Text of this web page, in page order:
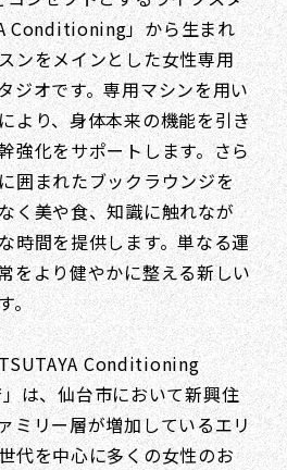
Conditioning」から生まれ
ンをメインとした女性専用
ジオです。専用マシンを用い
より、身体本来の機能を引き
強化をサポートします。さら
囲まれたブックラウンジを
く美や食、知識に触れなが
時間を提供します。単なる運
をより健やかに整える新しい
。
Conditioning
は、仙台市において新興住
ミリー層が増加しているエリ
代を中心に多くの女性のお